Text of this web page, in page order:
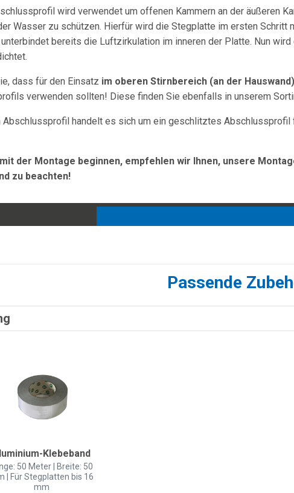
wird verwendet um offenen Kammern an der äußeren
Wasser zu schützen. Hierfür wird die Stegplatte im ersten
bereits die Luftzirkulation im inneren der Platte. Nun
dass für den Einsatz im oberen Stirnbereich (an der
verwenden sollten! Diese finden Sie ebenfalls in unserem
Abschlussprofil handelt es sich um ein geschlitztes
der Montage beginnen, empfehlen wir Ihnen, unsere
zu beachten!
Passende
Klebeband
50 Meter | Breite: 50
| Für Stegplatten bis 16
mm